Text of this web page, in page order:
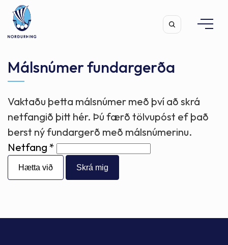
Leita
Málsnúmer fundargerða
Vaktaðu þetta málsnúmer með því að skrá
netfangið þitt hér. Þú færð tölvupóst ef það
berst ný fundargerð með málsnúmerinu.
Netfang
Hætta við